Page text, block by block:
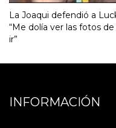
La Joaqui defendió a
“Me dolía ver las fotos
ir”
INFORMACIÓN